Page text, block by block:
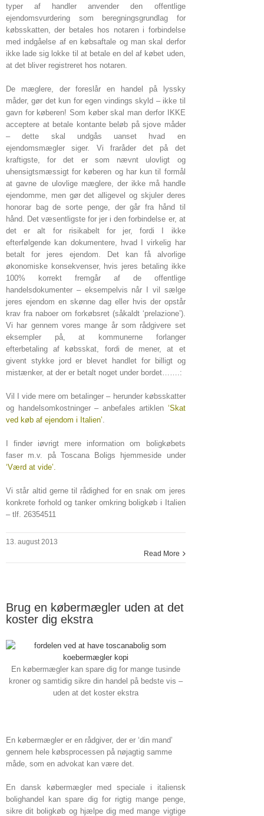
typer af handler anvender den offentlige
ejendomsvurdering som beregningsgrundlag for
købsskatten, der betales hos notaren i forbindelse
med indgåelse af en købsaftale og man skal derfor
ikke lade sig lokke til at betale en del af købet uden,
at det bliver registreret hos notaren.
De mæglere, der foreslår en handel på lyssky
måder, gør det kun for egen vindings skyld – ikke til
gavn for køberen! Som køber skal man derfor IKKE
acceptere at betale kontante beløb på sjove måder
– dette skal undgås uanset hvad en
ejendomsmægler siger. Vi fraråder det på det
kraftigste, for det er som nævnt ulovligt og
uhensigtsmæssigt for køberen og har kun til formål
at gavne de ulovlige mæglere, der ikke må handle
ejendomme, men gør det alligevel og skjuler deres
honorar bag de sorte penge, der går fra hånd til
hånd. Det væsentligste for jer i den forbindelse er, at
det er alt for risikabelt for jer, fordi I ikke
efterfølgende kan dokumentere, hvad I virkelig har
betalt for jeres ejendom. Det kan få alvorlige
økonomiske konsekvenser, hvis jeres betaling ikke
100% korrekt fremgår af de offentlige
handelsdokumenter – eksempelvis når I vil sælge
jeres ejendom en skønne dag eller hvis der opstår
krav fra naboer om forkøbsret (såkaldt ‘prelazione’).
Vi har gennem vores mange år som rådgivere set
eksempler på, at kommunerne forlanger
efterbetaling af købsskat, fordi de mener, at et
givent stykke jord er blevet handlet for billigt og
mistænker, at der er betalt noget under bordet…….:
Vil I vide mere om betalinger – herunder købsskatter
og handelsomkostninger – anbefales artiklen ‘Skat
ved køb af ejendom i Italien’.
I finder iøvrigt mere information om boligkøbets
faser m.v. på Toscana Boligs hjemmeside under
‘Værd at vide’.
Vi står altid gerne til rådighed for en snak om jeres
konkrete forhold og tanker omkring boligkøb i Italien
– tlf. 26354511
13. august 2013
Read More
Brug en købermægler uden at det
koster dig ekstra
En købermægler kan spare dig for mange tusinde
kroner og samtidig sikre din handel på bedste vis –
uden at det koster ekstra
En købermægler er en rådgiver, der er ‘din mand’
gennem hele købsprocessen på nøjagtig samme
måde, som en advokat kan være det.
En dansk købermægler med speciale i italiensk
bolighandel kan spare dig for rigtig mange penge,
sikre dit boligkøb og hjælpe dig med mange vigtige